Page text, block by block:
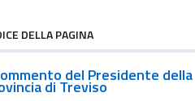
DELLA PAGINA
del Presidente della
di Treviso